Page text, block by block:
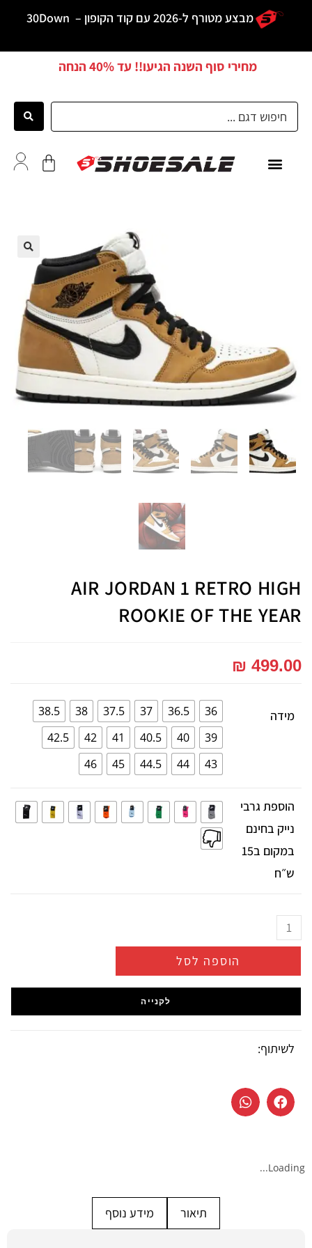
מבצע מטורף ל-2026 עם קוד הקופון – 30Down
מחירי סוף השנה הגיעו!! עד40% הנחה
AIR JORDAN 1 RETRO HIGH
ROOKIE OF THE YEAR
₪ 499.00
מידה 36
36.5
37
37.5
38
38.5
39
40
40.5
41
42
42.5
43
44
44.5
45
46
הוספת גרבי
נייק בחינם
במקום ב15
ש״ח
הוספה לסל
לקנייה
לשיתוף:
Loading...
תיאור מידע נוסף